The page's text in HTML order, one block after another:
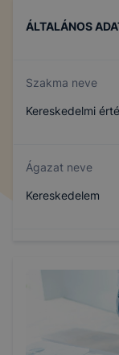
ÁLTALÁNOS
Szakma neve
Kereskedelmi
Ágazat neve
Kereskedelem
Képzés